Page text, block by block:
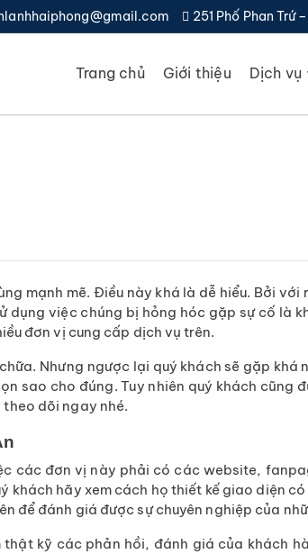
251 Phố Phan Trứ
Trang chủ Giới thiệu Dịch vụ
mạnh mẽ. Điều này khá là dễ hiểu. Bởi
việc chúng bị hỏng hóc gặp sự cố là
đơn vị cung cấp dịch vụ trên.
Nhưng ngược lại quý khách sẽ gặp khá
sao cho đúng. Tuy nhiên quý khách cũng
dõi ngay nhé.
các đơn vị này phải có các website,
hãy xem cách họ thiết kế giao diện
để đánh giá được sự chuyên nghiệp của
kỹ các phản hồi, đánh giá của khách